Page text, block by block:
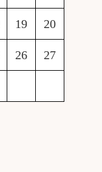
記念日
19 20
26 27